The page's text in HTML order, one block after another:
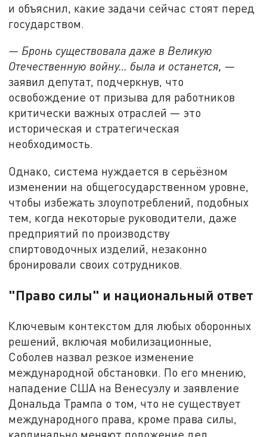
и объяснил, какие задачи сейчас стоят перед
государством.
— Бронь существовала даже в Великую
Отечественную войну… была и останется, —
заявил депутат, подчеркнув, что
освобождение от призыва для работников
критически важных отраслей — это
историческая и стратегическая
необходимость.
Однако, система нуждается в серьёзном
изменении на общегосударственном уровне,
чтобы избежать злоупотреблений, подобных
тем, когда некоторые руководители, даже
предприятий по производству
спиртоводочных изделий, незаконно
бронировали своих сотрудников.
"Право силы" и национальный ответ
Ключевым контекстом для любых оборонных
решений, включая мобилизационные,
Соболев назвал резкое изменение
международной обстановки. По его мнению,
нападение США на Венесуэлу и заявление
Дональда Трампа о том, что не существует
международного права, кроме права силы,